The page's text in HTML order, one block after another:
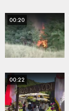
00:20
00:22